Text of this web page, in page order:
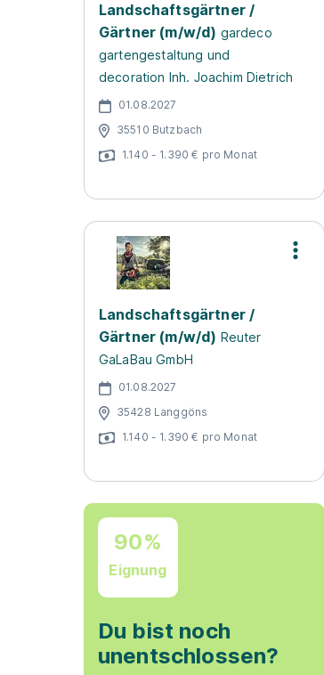
Landschaftsgärtner /
Gärtner (m/w/d) gardeco
gartengestaltung und
decoration Inh. Joachim Dietrich
01.08.2027
35510 Butzbach
1.140 - 1.390 € pro Monat
Landschaftsgärtner /
Gärtner (m/w/d) Reuter
GaLaBau GmbH
01.08.2027
35428 Langgöns
1.140 - 1.390 € pro Monat
90%
Eignung
Du bist noch
unentschlossen?